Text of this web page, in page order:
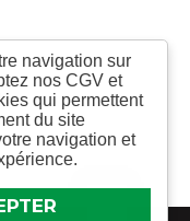
navigation sur
nos CGV et
qui permettent
du site
navigation et